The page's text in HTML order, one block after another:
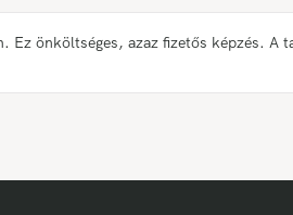
Ez önköltséges, azaz fizetős képzés. A